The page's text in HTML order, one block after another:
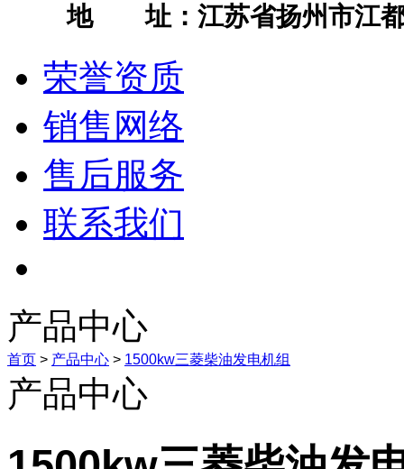
地 址：江苏省扬州市江都
荣誉资质
销售网络
售后服务
联系我们
产品中心
首页 > 产品中心 > 1500kw三菱柴油发电机组
产品中心